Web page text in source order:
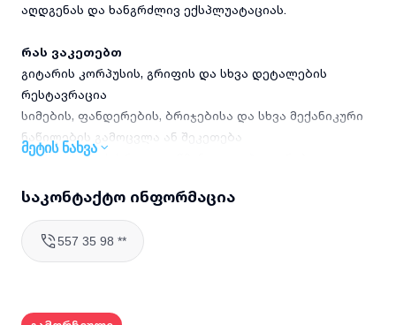
აღდგენას და ხანგრძლივ ექსპლუატაციას.
რას ვაკეთებთ
გიტარის კორპუსის, გრიფის და სხვა დეტალების
რესტავრაცია
სიმების, ფანდერების, ბრიჯებისა და სხვა მექანიკური
ნაწილების გამოცვლა ან შეკეთება
ინსტრუმენტის სრული გაწმენდა და პოლირება
(ელექტრო გიტარებისთვის)
ტონალური ბალანსის და ინტონაციის რეგულირება
სპეციფიკური დაზიანებების ინდივიდუალური აღდგენა
მეტის ნახვა
საკონტაქტო ინფორმაცია
557 35 98 **